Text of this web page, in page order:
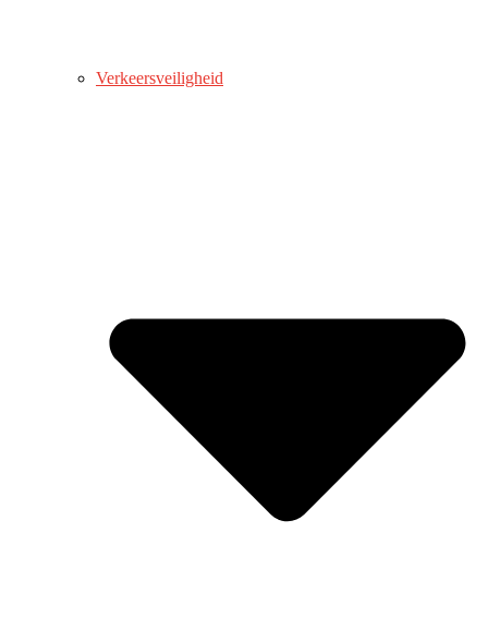
Verkeersveiligheid